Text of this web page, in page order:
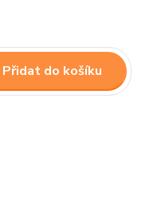
Přidat do košíku